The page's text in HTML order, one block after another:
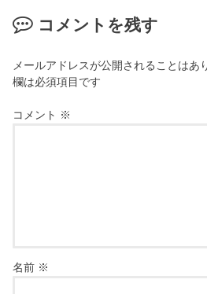
コメントを残す
メールアドレスが公開されることはあ
欄は必須項目です
コメント ※
名前 ※